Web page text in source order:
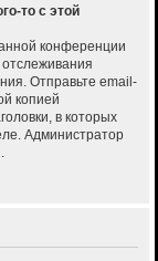
то с этой
конференции
Отправьте email-
копией
в которых
Администратор